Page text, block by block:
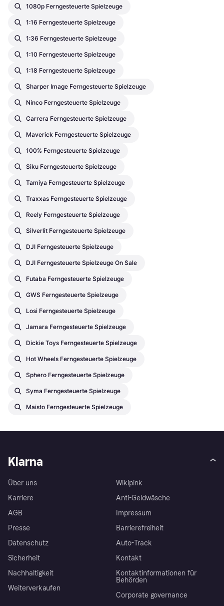
1080p Ferngesteuerte Spielzeuge
1:16 Ferngesteuerte Spielzeuge
1:36 Ferngesteuerte Spielzeuge
1:10 Ferngesteuerte Spielzeuge
1:18 Ferngesteuerte Spielzeuge
Sharper Image Ferngesteuerte Spielzeuge
Ninco Ferngesteuerte Spielzeuge
Carrera Ferngesteuerte Spielzeuge
Maverick Ferngesteuerte Spielzeuge
100% Ferngesteuerte Spielzeuge
Siku Ferngesteuerte Spielzeuge
Tamiya Ferngesteuerte Spielzeuge
Traxxas Ferngesteuerte Spielzeuge
Reely Ferngesteuerte Spielzeuge
Silverlit Ferngesteuerte Spielzeuge
DJI Ferngesteuerte Spielzeuge
DJI Ferngesteuerte Spielzeuge On Sale
Futaba Ferngesteuerte Spielzeuge
GWS Ferngesteuerte Spielzeuge
Losi Ferngesteuerte Spielzeuge
Jamara Ferngesteuerte Spielzeuge
Dickie Toys Ferngesteuerte Spielzeuge
Hot Wheels Ferngesteuerte Spielzeuge
Sphero Ferngesteuerte Spielzeuge
Syma Ferngesteuerte Spielzeuge
Maisto Ferngesteuerte Spielzeuge
Klarna
Über uns
Karriere
AGB
Presse
Datenschutz
Sicherheit
Nachhaltigkeit
Weiterverkaufen
Wikipink
Anti-Geldwäsche
Impressum
Barrierefreiheit
Auto-Track
Kontakt
Kontaktinformationen für
Behörden
Corporate governance